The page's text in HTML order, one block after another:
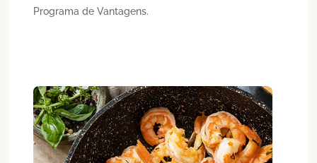
Programa de Vantagens.